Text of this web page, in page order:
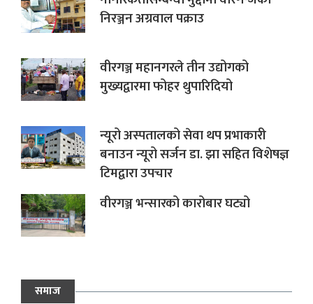
निरञ्जन अग्रवाल पक्राउ
वीरगञ्ज महानगरले तीन उद्योगको
मुख्यद्वारमा फोहर थुपारिदियो
न्यूरो अस्पतालको सेवा थप प्रभाकारी
बनाउन न्यूरो सर्जन डा. झा सहित विशेषज्ञ
टिमद्वारा उपचार
वीरगञ्ज भन्सारको कारोबार घट्यो
समाज